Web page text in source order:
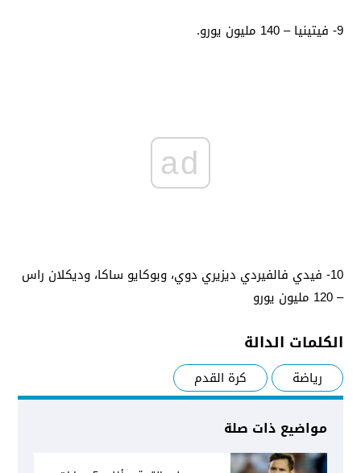
9- فيتينيا – 140 مليون يورو.
ad
10- فيدي فالفيردي ديزيري دوي، وبوكايو ساكا، وديكلان راس
– 120 مليون يورو
الكلمات الدالة
رياضة كرة القدم
مواضيع ذات صلة